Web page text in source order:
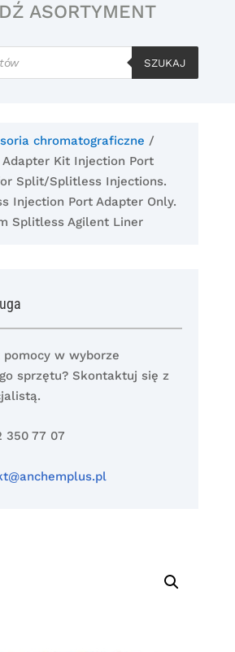
ASORTYMENT
SZUKAJ
chromatograficzne /
Adapter Kit Injection Port
Split/Splitless Injections.
Injection Port Adapter Only.
Splitless Agilent Liner
pomocy w wyborze
sprzętu? Skontaktuj się z
350 77 07